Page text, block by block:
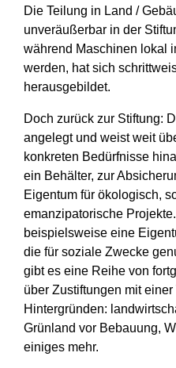
Die Teilung in Land /
unveräußerbar in der
während Maschinen lokal
werden, hat sich
herausgebildet.
Doch zurück zur Stiftung:
angelegt und weist weit
konkreten Bedürfnisse
ein Behälter, zur
Eigentum für ökologisch,
emanzipatorische
beispielsweise eine
die für soziale Zwecke
gibt es eine Reihe von
über Zustiftungen mit
Hintergründen:
Grünland vor Bebauung,
einiges mehr.